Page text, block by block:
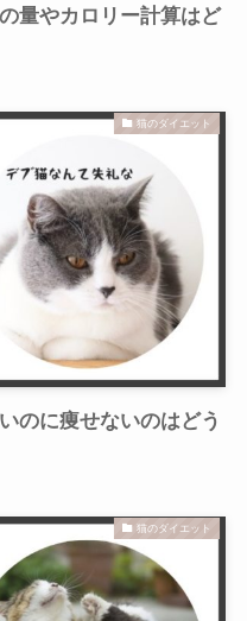
量やカロリー計算はど
猫のダイエット
のに痩せないのはどう
猫のダイエット